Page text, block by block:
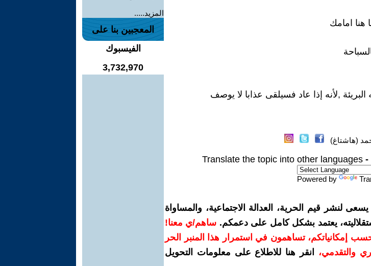
هنا امامك
,لأنه إذا عاد فسيلقى عذابا لا يوصف
(هاشتاغ)
-
Translate the topic into other languages
Powered by
لنشر قيم الحرية، العدالة الاجتماعية، والمساواة
يعتمد بشكل كامل على دعمكم. ساهم/ي معنا!
أو أكثر حسب إمكانياتكم، تساهمون في استمرار هذا المنبر الحر
والتقدمي،
انقر هنا للاطلاع على معلومات التحويل
المزيد.....
المعجبين بنا على
الفيسبوك
3,732,970